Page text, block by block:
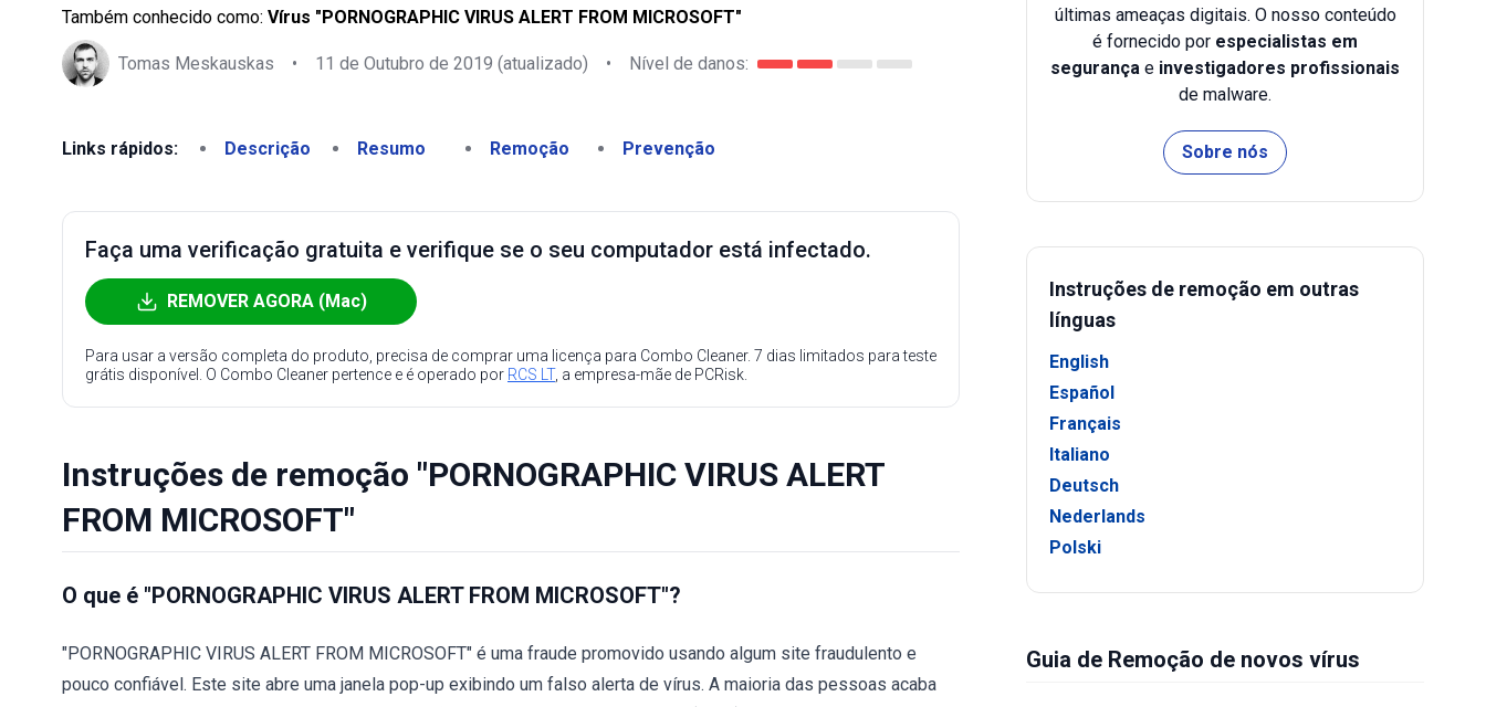
Também conhecido como: Vírus "PORNOGRAPHIC VIRUS ALERT FROM MICROSOFT"
Tomas Meskauskas • 11 de Outubro de 2019 (atualizado) • Nível de danos:
Links rápidos: Descrição Resumo Remoção Prevenção
Faça uma verificação gratuita e verifique se o seu computador está infectado.
REMOVER AGORA (Mac)
Para usar a versão completa do produto, precisa de comprar uma licença para Combo Cleaner. 7 dias limitados para teste
grátis disponível. O Combo Cleaner pertence e é operado por RCS LT, a empresa-mãe de PCRisk.
Instruções de remoção "PORNOGRAPHIC VIRUS ALERT
FROM MICROSOFT"
O que é "PORNOGRAPHIC VIRUS ALERT FROM MICROSOFT"?
"PORNOGRAPHIC VIRUS ALERT FROM MICROSOFT" é uma fraude promovido usando algum site fraudulento e
pouco confiável. Este site abre uma janela pop-up exibindo um falso alerta de vírus. A maioria das pessoas acaba
últimas ameaças digitais. O nosso conteúdo
é fornecido por especialistas em
segurança e investigadores profissionais
de malware.
Sobre nós
Instruções de remoção em outras
línguas
English
Español
Français
Italiano
Deutsch
Nederlands
Polski
Guia de Remoção de novos vírus